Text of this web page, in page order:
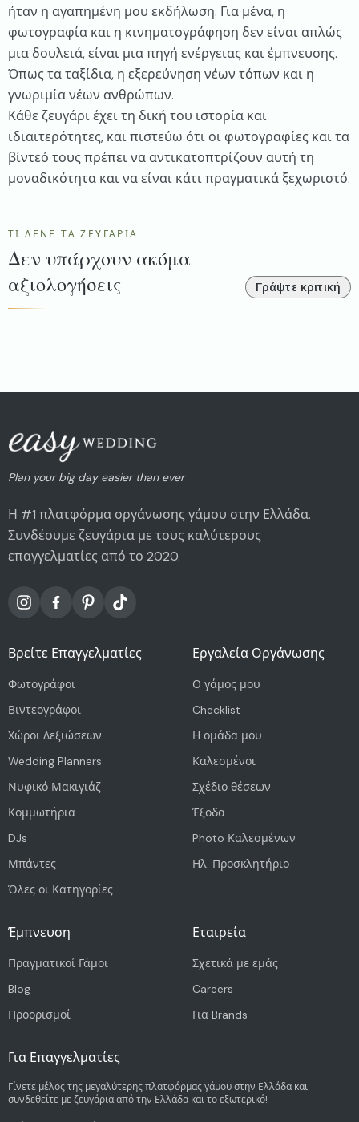
ήταν η αγαπημένη μου εκδήλωση. Για μένα, η
φωτογραφία και η κινηματογράφηση δεν είναι απλώς
μια δουλειά, είναι μια πηγή ενέργειας και έμπνευσης.
Όπως τα ταξίδια, η εξερεύνηση νέων τόπων και η
γνωριμία νέων ανθρώπων.
Κάθε ζευγάρι έχει τη δική του ιστορία και
ιδιαιτερότητες, και πιστεύω ότι οι φωτογραφίες και τα
βίντεό τους πρέπει να αντικατοπτρίζουν αυτή τη
μοναδικότητα και να είναι κάτι πραγματικά ξεχωριστό.
ΤΙ ΛΈΝΕ ΤΑ ΖΕΥΓΆΡΙΑ
Δεν υπάρχουν ακόμα
αξιολογήσεις
Γράψτε κριτική
Plan your big day easier than ever
Η #1 πλατφόρμα οργάνωσης γάμου στην Ελλάδα.
Συνδέουμε ζευγάρια με τους καλύτερους
επαγγελματίες από το 2020.
Βρείτε Επαγγελματίες
Φωτογράφοι
Βιντεογράφοι
Χώροι Δεξιώσεων
Wedding Planners
Νυφικό Μακιγιάζ
Κομμωτήρια
DJs
Μπάντες
Όλες οι Κατηγορίες
Εργαλεία Οργάνωσης
Ο γάμος μου
Checklist
Η ομάδα μου
Καλεσμένοι
Σχέδιο θέσεων
Έξοδα
Photo Καλεσμένων
Ηλ. Προσκλητήριο
Έμπνευση
Πραγματικοί Γάμοι
Blog
Προορισμοί
Εταιρεία
Σχετικά με εμάς
Careers
Για Brands
Για Επαγγελματίες
Γίνετε μέλος της μεγαλύτερης πλατφόρμας γάμου στην Ελλάδα και
συνδεθείτε με ζευγάρια από την Ελλάδα και το εξωτερικό!